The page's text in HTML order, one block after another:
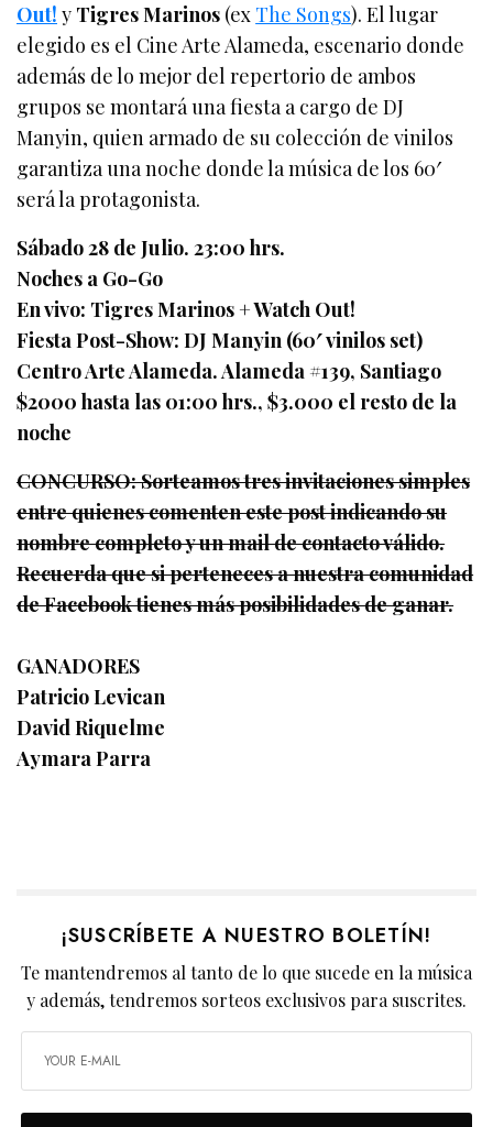
Out! y Tigres Marinos (ex The Songs). El lugar
elegido es el Cine Arte Alameda, escenario donde
además de lo mejor del repertorio de ambos
grupos se montará una fiesta a cargo de DJ
Manyin, quien armado de su colección de vinilos
garantiza una noche donde la música de los 60′
será la protagonista.
Sábado 28 de Julio. 23:00 hrs.
Noches a Go-Go
En vivo: Tigres Marinos + Watch Out!
Fiesta Post-Show: DJ Manyin (60′ vinilos set)
Centro Arte Alameda. Alameda #139, Santiago
$2000 hasta las 01:00 hrs., $3.000 el resto de la
noche
CONCURSO: Sorteamos tres invitaciones simples
entre quienes comenten este post indicando su
nombre completo y un mail de contacto válido.
Recuerda que si perteneces a nuestra comunidad
de Facebook tienes más posibilidades de ganar.
GANADORES
Patricio Levican
David Riquelme
Aymara Parra
¡SUSCRÍBETE A NUESTRO BOLETÍN!
Te mantendremos al tanto de lo que sucede en la música
y además, tendremos sorteos exclusivos para suscrites.